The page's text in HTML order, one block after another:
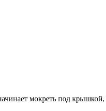
мокреть под